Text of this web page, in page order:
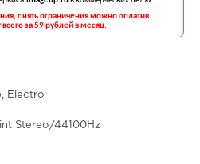
Electro
Stereo/44100Hz